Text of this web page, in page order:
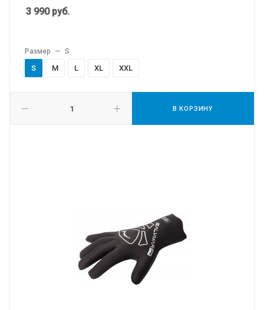
3 990руб.
В КОРЗИНУ
Размер — S
S M L XL XXL